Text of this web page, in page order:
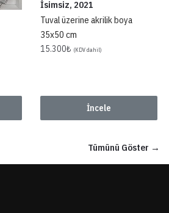
İsimsiz, 2021
Tuval üzerine akrilik boya
35x50 cm
15.300₺ (KDV dahil)
İncele
Tümünü Göster →